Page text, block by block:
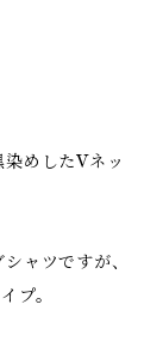
めしたVネッ
ャツですが、
プ。